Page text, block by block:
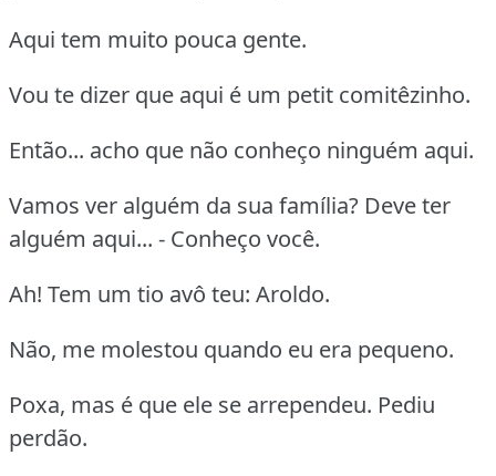
Aqui tem muito pouca gente.
Vou te dizer que aqui é um petit comitêzinho.
Então... acho que não conheço ninguém aqui.
Vamos ver alguém da sua família? Deve ter
alguém aqui... - Conheço você.
Ah! Tem um tio avô teu: Aroldo.
Não, me molestou quando eu era pequeno.
Poxa, mas é que ele se arrependeu. Pediu
perdão.